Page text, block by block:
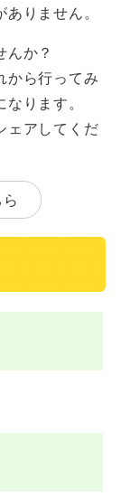
りません。
か？
から行ってみ
ります。
ェアしてくだ